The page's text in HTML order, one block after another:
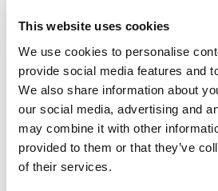
This website uses cookies
We use cookies to personalise
provide social media features and
We also share information about
our social media, advertising and
may combine it with other
provided to them or that they’ve
of their services.
Analisi
supporto alla
della strategia di
CENTRAL EUROPE